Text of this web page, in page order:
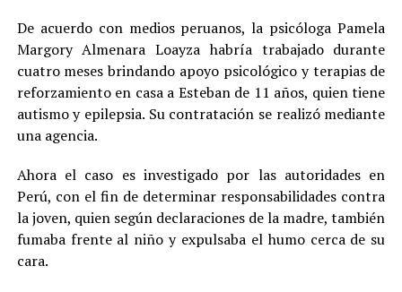
De acuerdo con medios peruanos, la psicóloga Pamela
Margory Almenara Loayza habría trabajado durante
cuatro meses brindando apoyo psicológico y terapias de
reforzamiento en casa a Esteban de 11 años, quien tiene
autismo y epilepsia. Su contratación se realizó mediante
una agencia.
Ahora el caso es investigado por las autoridades en
Perú, con el fin de determinar responsabilidades contra
la joven, quien según declaraciones de la madre, también
fumaba frente al niño y expulsaba el humo cerca de su
cara.